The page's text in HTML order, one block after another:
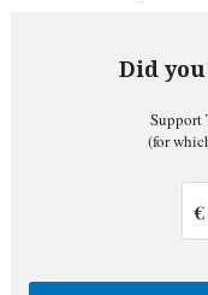
Did
Support
(for
€